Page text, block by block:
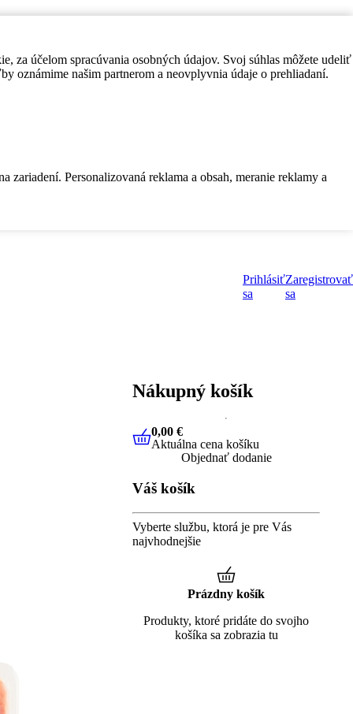
za účelom spracúvania osobných údajov. Svoj súhlas môžete udeliť
oznámime našim partnerom a neovplyvnia údaje o prehliadaní.
Personalizovaná reklama a obsah, meranie reklamy a
Prihlásiť
sa
Zaregistrovať
sa
Nákupný košík
0,00 €Aktuálna cena košíku
0,00 €
Aktuálna cena košíku
Objednať dodanie
Váš košík
Vyberte službu, ktorá je pre Vás
najvhodnejšie
Prázdny košík
Produkty, ktoré pridáte do svojho
košíka sa zobrazia tu